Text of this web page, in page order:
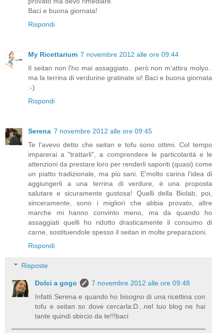
Baci e buona giornata!
Rispondi
My Ricettarium 7 novembre 2012 alle ore 09:44
Il seitan non l'ho mai assaggiato.. però non m'attira molyo..
ma la terrina di verdurine gratinate si! Baci e buona giornata
:-)
Rispondi
Serena 7 novembre 2012 alle ore 09:45
Te l'avevo detto che seitan e tofu sono ottimi. Col tempo
imparerai a "trattarli", a comprendere le particolarità e le
attenzioni da prestare loro per renderli saporiti (quasi) come
un piatto tradizionale, ma più sani. E'molto carina l'idea di
aggiungerli a una terrina di verdure, è una proposta
salutare e sicuramente gustosa! Quelli della Biolab, poi,
sinceramente, sono i migliori che abbia provato, altre
marche mi hanno convinto meno, ma da quando ho
assaggiati quelli ho ridotto drasticamente il consumo di
carne, sostituendole spesso il seitan in molte preparazioni.
Rispondi
Risposte
Dolci a gogo
7 novembre 2012 alle ore 09:48
Infatti Serena e quando ho bisogno di una ricettina con
tofu e seitan so dove cercarla:D...nel tuo blog ne hai
tante quindi sbircio da te!!!baci